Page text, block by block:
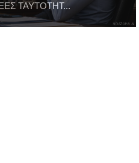
ΤΑΥΤΟΤΗΤ...